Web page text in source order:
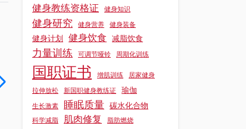
在健身教练证培训过程中，教学环境宛如土壤，深深影响着学员这颗 “种子” 的成长，对学习效果发挥着关键作用。​所以，今天我们就跟着上海锐星健身一起从正文中具体了解一下关于健身教练证培训基地的教学环境对学员...
阅读更多 »
健身教练资格证
健身知识
健身研究 健身营养 健身装备
健身计划 健身饮食 减脂饮食
力量训练 可调节哑铃 周期化训练
国职证书 增肌训练
居家健身
拉伸放松 新国职健身教练证 瑜伽
生长激素 睡眠质量 碳水化合物
科学减脂 肌肉修复 脂肪燃烧